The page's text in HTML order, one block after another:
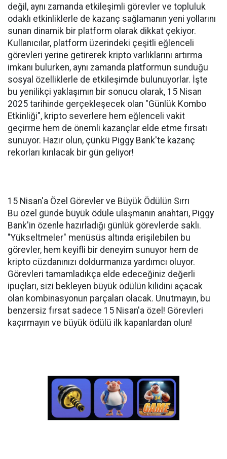
değil, aynı zamanda etkileşimli görevler ve topluluk
odaklı etkinliklerle de kazanç sağlamanın yeni yollarını
sunan dinamik bir platform olarak dikkat çekiyor.
Kullanıcılar, platform üzerindeki çeşitli eğlenceli
görevleri yerine getirerek kripto varlıklarını artırma
imkanı bulurken, aynı zamanda platformun sunduğu
sosyal özelliklerle de etkileşimde bulunuyorlar. İşte
bu yenilikçi yaklaşımın bir sonucu olarak, 15 Nisan
2025 tarihinde gerçekleşecek olan "Günlük Kombo
Etkinliği", kripto severlere hem eğlenceli vakit
geçirme hem de önemli kazançlar elde etme fırsatı
sunuyor. Hazır olun, çünkü Piggy Bank'te kazanç
rekorları kırılacak bir gün geliyor!
15 Nisan'a Özel Görevler ve Büyük Ödülün Sırrı
Bu özel günde büyük ödüle ulaşmanın anahtarı, Piggy
Bank'in özenle hazırladığı günlük görevlerde saklı.
"Yükseltmeler" menüsüs altında erişilebilen bu
görevler, hem keyifli bir deneyim sunuyor hem de
kripto cüzdanınızı doldurmanıza yardımcı oluyor.
Görevleri tamamladıkça elde edeceğiniz değerli
ipuçları, sizi bekleyen büyük ödülün kilidini açacak
olan kombinasyonun parçaları olacak. Unutmayın, bu
benzersiz fırsat sadece 15 Nisan'a özel! Görevleri
kaçırmayın ve büyük ödülü ilk kapanlardan olun!